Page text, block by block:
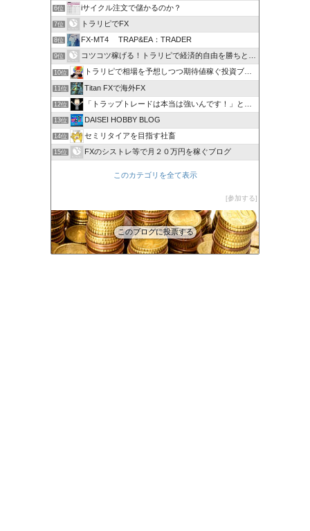
6位 iサイクル注文で儲かるのか？
7位 トラリピでFX
8位 FX-MT4 TRAP&EA：TRADER
9位 コツコツ稼げる！トラリピで経済的自由を勝ちとる方法
10位 トラリピで相場を予想しつつ期待値稼ぐ投資ブログ
11位 Titan FXで海外FX
12位 「トラップトレードは本当は強いんです！」と叫びたい。
13位 DAISEI HOBBY BLOG
14位 セミリタイアを目指す社畜
15位 FXのシストレ等で月２０万円を稼ぐブログ
このカテゴリを全て表示
参加する
このブログに投票する